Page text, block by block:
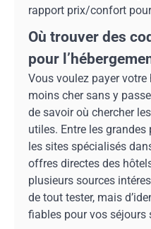
rapport prix/confort
Où trouver des
pour
Vous voulez payer votre
moins cher sans y
de savoir où chercher
utiles. Entre les
les sites spécialisés
offres directes des
plusieurs sources
de tout tester, mais
fiables pour vos séjours